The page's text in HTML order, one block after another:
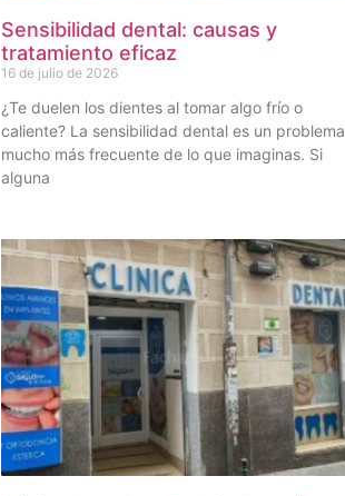
Sensibilidad dental: causas y
tratamiento eficaz
16 de julio de 2026
¿Te duelen los dientes al tomar algo frío o
caliente? La sensibilidad dental es un problema
mucho más frecuente de lo que imaginas. Si
alguna